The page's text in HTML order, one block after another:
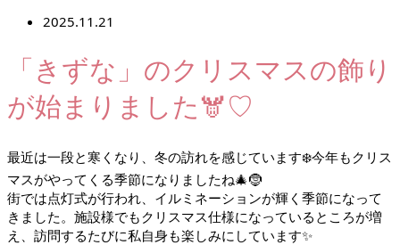
2025.11.21
「きずな」のクリスマスの飾り
が始まりました🫎♡
最近は一段と寒くなり、冬の訪れを感じています❄️今年もクリス
マスがやってくる季節になりましたね🎄🤶
街では点灯式が行われ、イルミネーションが輝く季節になって
きました。施設様でもクリスマス仕様になっているところが増
え、訪問するたびに私自身も楽しみにしています✨